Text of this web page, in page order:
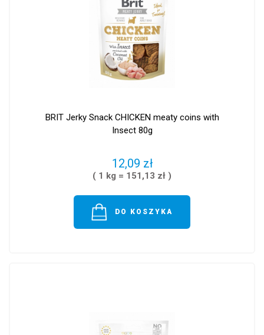
BRIT Jerky Snack CHICKEN meaty coins with
Insect 80g
12,09 zł
( 1 kg = 151,13 zł )
DO KOSZYKA